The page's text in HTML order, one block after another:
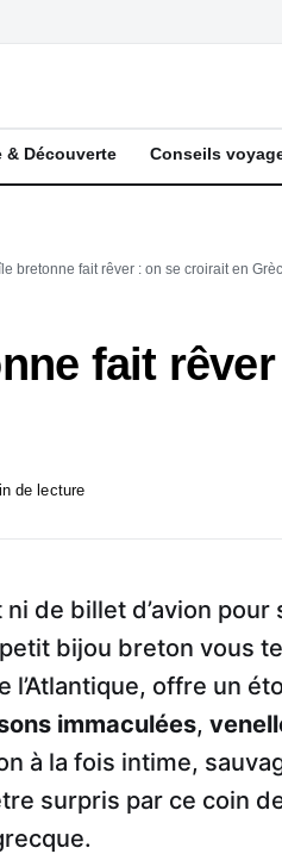
& Découverte Conseils
bretonne fait rêver : on se croirait en
fait
de lecture
de billet d’avion pour
bijou breton vous
l’Atlantique, offre un
immaculées,
à la fois intime,
surpris par ce coin